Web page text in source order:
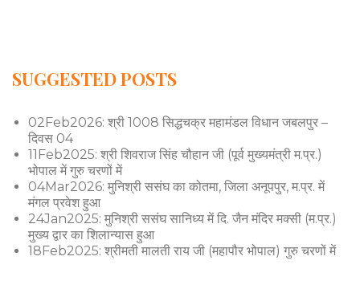
SUGGESTED POSTS
02Feb2026: श्री 1008 सिद्धचक्र महामंडल विधान जबलपुर –
दिवस 04
11Feb2025: श्री शिवराज सिंह चौहान जी (पूर्व मुख्यमंत्री म.प्र.)
भोपाल में गुरु चरणों में
04Mar2026: मुनिश्री ससंघ का कोतमा, जिला अनूपपुर, म.प्र. में
मंगल प्रवेश हुआ
24Jan2025: मुनिश्री ससंघ सानिध्य में दि. जैन मंदिर मक्सी (म.प्र.)
मुख्य द्वार का शिलान्यास हुआ
18Feb2025: श्रीमती मालती राय जी (महापौर भोपाल) गुरु चरणों में